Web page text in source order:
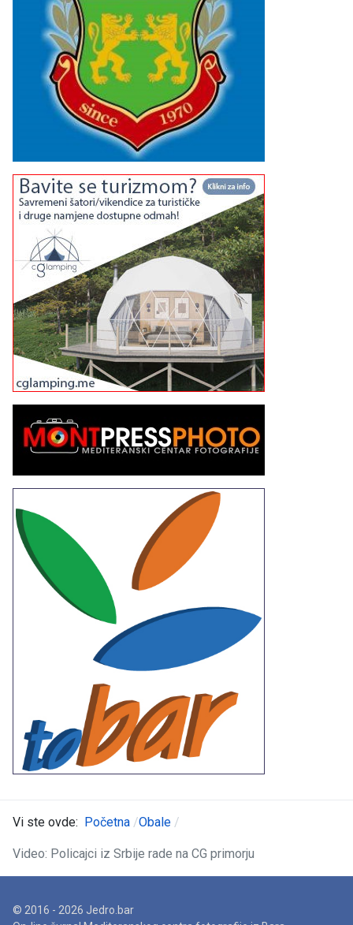
Vi ste ovde: Početna Obale
Video: Policajci iz Srbije rade na CG primorju
© 2016 - 2026 Jedro.bar